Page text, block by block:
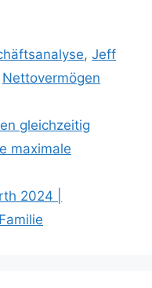
,Jeff
Nettovermögen
gleichzeitig
maximale
2024 |